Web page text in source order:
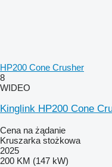
HP200 Cone Crusher
8
WIDEO
Kinglink HP200 Cone
Cena na żądanie
Kruszarka stożkowa
2025
200 KM (147 kW)